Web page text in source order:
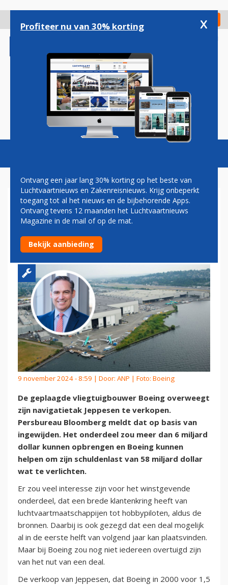
gaan
Check in
Magazine Podcasts Vacatures
BOEING OVERWEEGT
MILJARDENDEAL VOOR
NAVIGATIETAK JEPPESEN
9 november 2024 - 8:59 | Door: ANP | Foto: Boeing
De geplaagde vliegtuigbouwer Boeing overweegt
zijn navigatietak Jeppesen te verkopen.
Persbureau Bloomberg meldt dat op basis van
ingewijden. Het onderdeel zou meer dan 6 miljard
dollar kunnen opbrengen en Boeing kunnen
helpen om zijn schuldenlast van 58 miljard dollar
wat te verlichten.
Er zou veel interesse zijn voor het winstgevende
onderdeel, dat een brede klantenkring heeft van
luchtvaartmaatschappijen tot hobbypiloten, aldus de
bronnen. Daarbij is ook gezegd dat een deal mogelijk
al in de eerste helft van volgend jaar kan plaatsvinden.
Maar bij Boeing zou nog niet iedereen overtuigd zijn
van het nut van een deal.
De verkoop van Jeppesen, dat Boeing in 2000 voor 1,5
Profiteer nu van 30% korting x
Ontvang een jaar lang 30% korting op het beste van
Luchtvaartnieuws en Zakenreisnieuws. Krijg onbeperkt
toegang tot al het nieuws en de bijbehorende Apps.
Ontvang tevens 12 maanden het Luchtvaartnieuws
Magazine in de mail of op de mat.
Bekijk aanbieding